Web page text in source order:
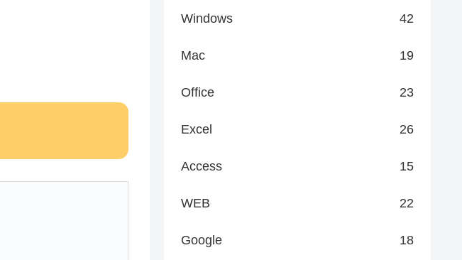
Windows 42
Mac 19
Office 23
Excel 26
Access 15
WEB 22
Google 18